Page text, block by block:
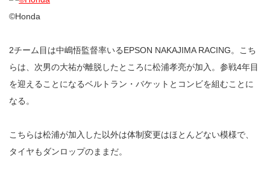
©︎Honda
2チーム目は中嶋悟監督率いるEPSON NAKAJIMA RACING。こち
らは、次男の大祐が離脱したところに松浦孝亮が加入。参戦4年目
を迎えることになるベルトラン・バケットとコンビを組むことに
なる。
こちらは松浦が加入した以外は体制変更はほとんどない模様で、
タイヤもダンロップのままだ。